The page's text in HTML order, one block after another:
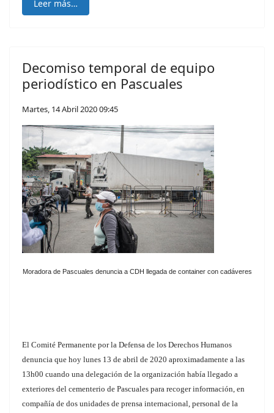
Leer más…
Decomiso temporal de equipo
periodístico en Pascuales
Martes, 14 Abril 2020 09:45
Moradora de Pascuales denuncia a CDH llegada de container con cadáveres
El Comité Permanente por la Defensa de los Derechos Humanos
denuncia que hoy lunes 13 de abril de 2020 aproximadamente a las
13h00 cuando una delegación de la organización había llegado a
exteriores del cementerio de Pascuales para recoger información, en
compañía de dos unidades de prensa internacional, personal de la